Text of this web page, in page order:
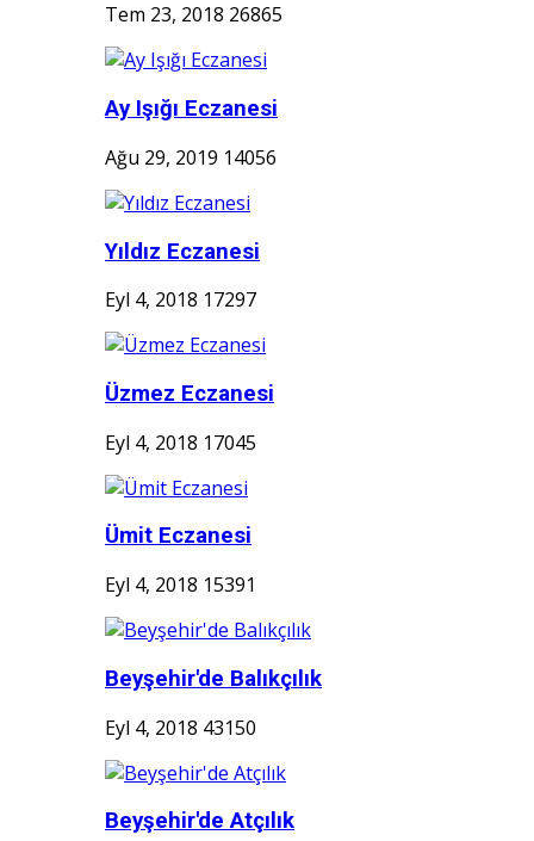
Tem 23, 2018 26865
Ay Işığı Eczanesi
Ağu 29, 2019 14056
Yıldız Eczanesi
Eyl 4, 2018 17297
Üzmez Eczanesi
Eyl 4, 2018 17045
Ümit Eczanesi
Eyl 4, 2018 15391
Beyşehir'de Balıkçılık
Eyl 4, 2018 43150
Beyşehir'de Atçılık